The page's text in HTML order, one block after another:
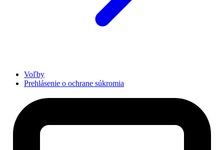
Voľby
Prehlásenie o ochrane súkromia